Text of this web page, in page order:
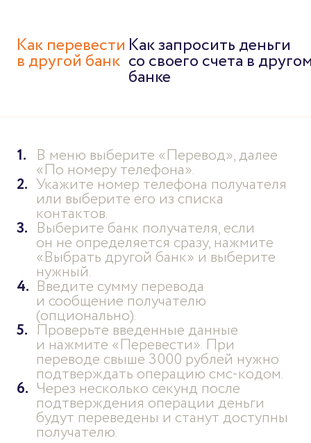
Как перевести
в другой банк
Как запросить деньги
со своего счета в
банке
В меню выберите «Перевод», далее
«По номеру телефона».
Укажите номер телефона получателя
или выберите его из списка
контактов.
Выберите банк получателя, если
он не определяется сразу, нажмите
«Выбрать другой банк» и выберите
нужный.
Введите сумму перевода
и сообщение получателю
(опционально).
Проверьте введенные данные
и нажмите «Перевести». При
переводе свыше 3000 рублей нужно
подтверждать операцию смс-кодом.
Через несколько секунд после
подтверждения операции деньги
будут переведены и станут доступны
получателю.